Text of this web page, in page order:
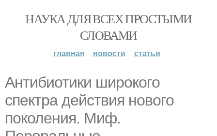
НАУКА ДЛЯ ВСЕХ ПРОСТЫМИ
СЛОВАМИ
главная новости статьи
Антибиотики широкого
спектра действия нового
поколения. Миф.